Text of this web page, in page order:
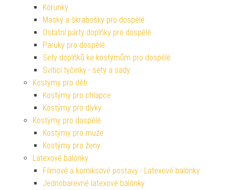
Korunky
Masky a škrabošky pro dospělé
Ostatní párty doplňky pro dospělé
Paruky pro dospělé
Sety doplňků ke kostýmům pro dospělé
Svítící tyčinky - sety a sady
Kostýmy pro děti
Kostýmy pro chlapce
Kostýmy pro dívky
Kostýmy pro dospělé
Kostýmy pro muže
Kostýmy pro ženy
Latexové balónky
Filmové a komiksové postavy - Latexové balónky
Jednobarevné latexové balónky